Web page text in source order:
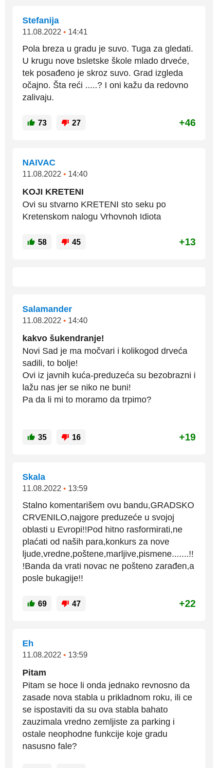
Stefanija
11.08.2022 • 14:41
Pola breza u gradu je suvo. Tuga za gledati.
U krugu nove bsletske škole mlado drveće,
tek posađeno je skroz suvo. Grad izgleda
očajno. Šta reći .....? I oni kažu da redovno
zalivaju.
73 27 +46
NAIVAC
11.08.2022 • 14:40
KOJI KRETENI
Ovi su stvarno KRETENI sto seku po
Kretenskom nalogu Vrhovnoh Idiota
58 45 +13
Salamander
11.08.2022 • 14:40
kakvo šukendranje!
Novi Sad je ma močvari i kolikogod drveća
sadili, to bolje!
Ovi iz javnih kuća-preduzeća su bezobrazni i
lažu nas jer se niko ne buni!
Pa da li mi to moramo da trpimo?
35 16 +19
Skala
11.08.2022 • 13:59
Stalno komentarišem ovu bandu,GRADSKO
CRVENILO,najgore preduzeće u svojoj
oblasti u Evropi!!Pod hitno rasformirati,ne
plaćati od naših para,konkurs za nove
ljude,vredne,poštene,marljive,pismene.......!!
!Banda da vrati novac ne pošteno zarađen,a
posle bukagije!!
69 47 +22
Eh
11.08.2022 • 13:59
Pitam
Pitam se hoce li onda jednako revnosno da
zasade nova stabla u prikladnom roku, ili ce
se ispostaviti da su ova stabla bahato
zauzimala vredno zemljiste za parking i
ostale neophodne funkcije koje gradu
nasusno fale?